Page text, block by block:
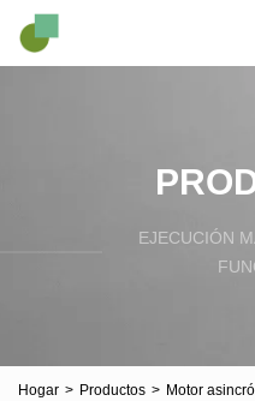
EJECUCIÓN
Hogar > Productos > Motor